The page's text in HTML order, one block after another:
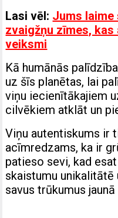
Lasi vēl: Jums laime
zvaigžņu zīmes,
veiksmi
Kā humānās
uz šīs planētas, lai
viņu iecienītākajiem
cilvēkiem atklāt un
Viņu autentiskums ir
acīmredzams, ka ir
patieso sevi, kad
skaistumu
savus trūkumus